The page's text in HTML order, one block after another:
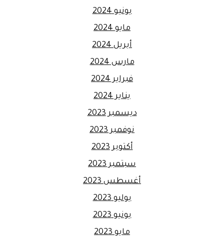
يونيو 2024
مايو 2024
أبريل 2024
مارس 2024
فبراير 2024
يناير 2024
ديسمبر 2023
نوفمبر 2023
أكتوبر 2023
سبتمبر 2023
أغسطس 2023
يوليو 2023
يونيو 2023
مايو 2023